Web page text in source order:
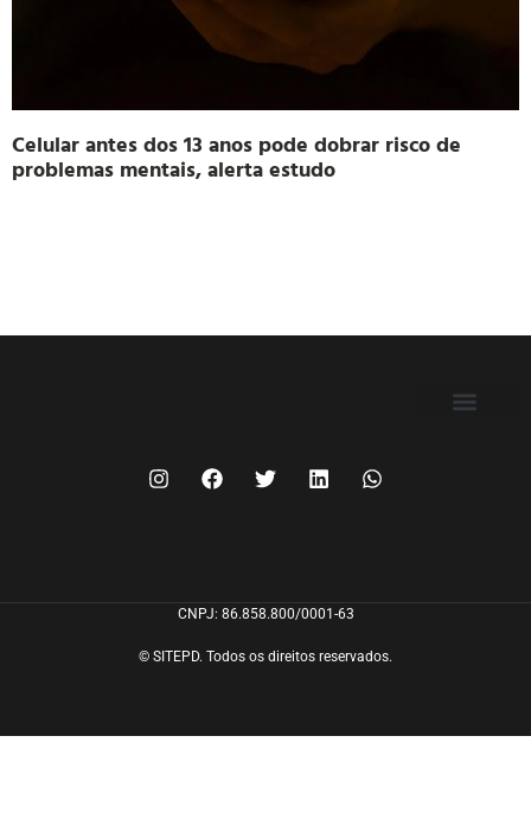
Celular antes dos 13 anos pode dobrar risco de
problemas mentais, alerta estudo
CNPJ: 86.858.800/0001-63
© SITEPD. Todos os direitos reservados.